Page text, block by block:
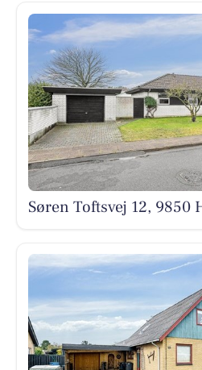
Søren Toftsvej 12, 9850